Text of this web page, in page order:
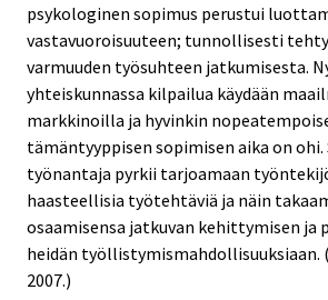
psykologinen sopimus perustui
vastavuoroisuuteen; tunnollisesti
varmuuden työsuhteen jatkumisesta.
yhteiskunnassa kilpailua käydään
markkinoilla ja hyvinkin
tämäntyyppisen sopimisen aika on ohi.
työnantaja pyrkii tarjoamaan
haasteellisia työtehtäviä ja näin
osaamisensa jatkuvan kehittymisen ja
heidän työllistymismahdollisuuksiaan.
2007.)